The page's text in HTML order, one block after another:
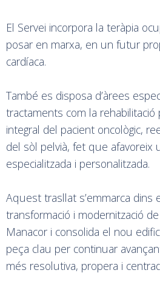
El Servei incorpora la teràpia
posar en marxa, en un futur
cardíaca.
També es disposa d’àrees
tractaments com la
integral del pacient oncològic,
del sòl pelvià, fet que afavoreix
especialitzada i personalitzada.
Aquest trasllat s’emmarca dins
transformació i modernització
Manacor i consolida el nou
peça clau per continuar
més resolutiva, propera i